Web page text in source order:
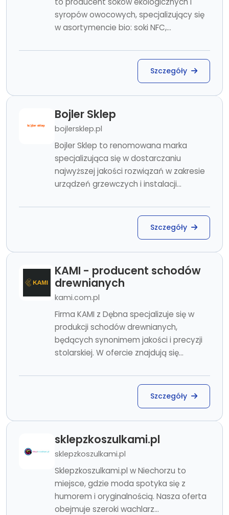
syropów owocowych, specjalizujący się
w asortymencie bio: soki NFC,...
Szczegóły
Bojler Sklep
bojlersklep.pl
Bojler Sklep to renomowana marka
specjalizująca się w dostarczaniu
najwyższej jakości rozwiązań w zakresie
urządzeń grzewczych i instalacji...
Szczegóły
KAMI - producent schodów
drewnianych
kami.com.pl
Firma KAMI z Dębna specjalizuje się w
produkcji schodów drewnianych,
będących synonimem jakości i precyzji
stolarskiej. W ofercie znajdują się...
Szczegóły
sklepzkoszulkami.pl
sklepzkoszulkami.pl
Sklepzkoszulkami.pl w Niechorzu to
miejsce, gdzie moda spotyka się z
humorem i oryginalnością. Nasza oferta
obejmuje szeroki wachlarz...